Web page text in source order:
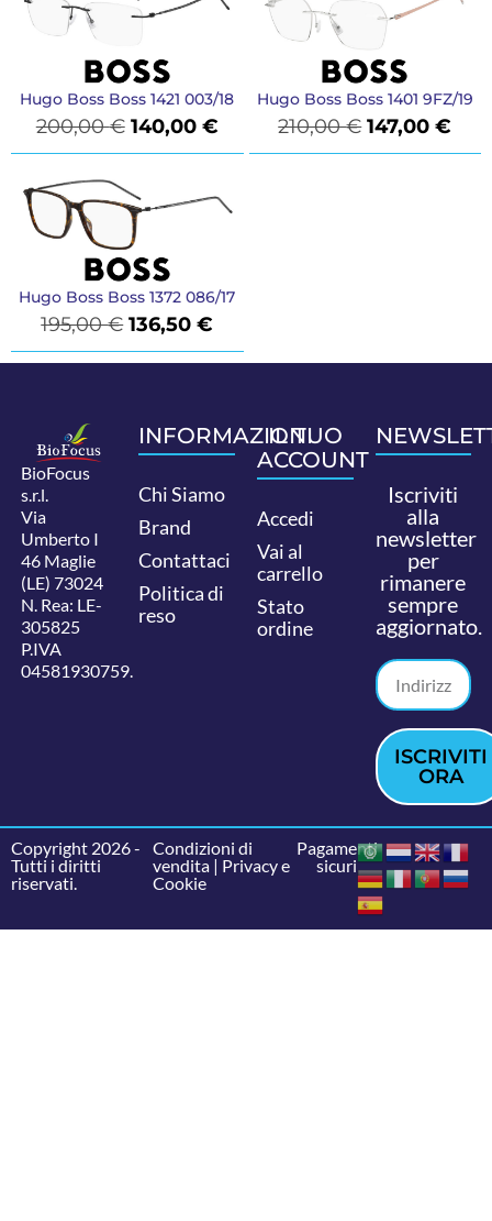
Hugo Boss Boss 1421 003/18
200,00€ 140,00 €
Hugo Boss Boss 1401 9FZ/19
210,00€ 147,00€
Hugo Boss Boss 1372 086/17
195,00€ 136,50€
BioFocus
s.r.l.
Via
Umberto I
46 Maglie
(LE) 73024
N. Rea: LE-
305825
P.IVA
04581930759.
INFORMAZIONI
Chi Siamo
Brand
Contattaci
Politica di
reso
IL TUO
ACCOUNT
Accedi
Vai al
carrello
Stato
ordine
Iscriviti
alla
newsletter
per
rimanere
sempre
aggiornato.
ISCRIVITI
ORA
Copyright 2026 -
Tutti i diritti
riservati.
Condizioni di
vendita| Privacy e
Cookie
Pagamenti
sicuri